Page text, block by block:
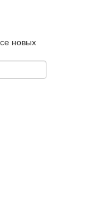
новых